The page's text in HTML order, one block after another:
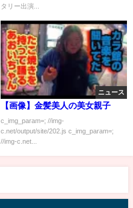
タリー出演...
ニュース
【画像】金髪美人の美女親子
c_img_param=; //img-
c.net/output/site/202.js c_img_param=;
//img-c.net...